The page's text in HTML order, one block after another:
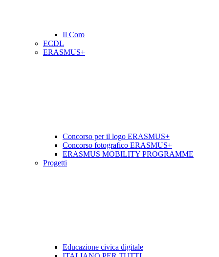
Il Coro
ECDL
ERASMUS+
Concorso per il logo ERASMUS+
Concorso fotografico ERASMUS+
ERASMUS MOBILITY PROGRAMME
Progetti
Educazione civica digitale